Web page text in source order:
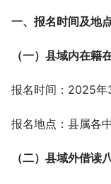
一、报名时间及地
（一）县域内在籍
报名时间：2025年
报名地点：县属各
（二）县域外借读